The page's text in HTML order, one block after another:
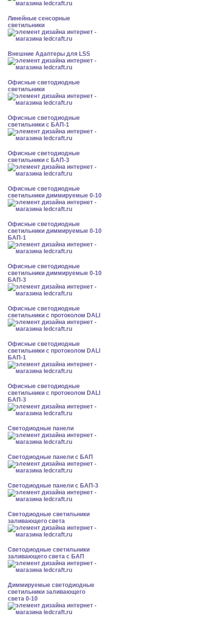
Линейные сенсорные
светильники
Внешние Адаптеры для LSS
Офисные светодиодные
светильники
Офисные светодиодные
светильники с БАП-1
Офисные светодиодные
светильники с БАП-3
Офисные светодиодные
светильники диммируемые 0-10
Офисные светодиодные
светильники диммируемые 0-10
БАП-1
Офисные светодиодные
светильники диммируемые 0-10
БАП-3
Офисные светодиодные
светильники с протоколом DALI
Офисные светодиодные
светильники с протоколом DALI
БАП-1
Офисные светодиодные
светильники с протоколом DALI
БАП-3
Cветодиодные панели
Cветодиодные панели с БАП
Cветодиодные панели с БАП-3
Светодиодные светильники
заливающего света
Светодиодные светильники
заливающего света с БАП
Диммируемые светодиодные
светильники заливающего
света 0-10